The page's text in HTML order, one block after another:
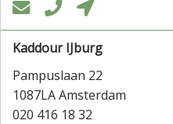
  
Kaddour IJburg
Pampuslaan 22
1087LA Amsterdam
020 416 18 32